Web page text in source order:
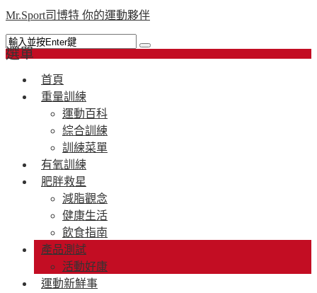
Mr.Sport司博特 你的運動夥伴
選單
首頁
重量訓練
運動百科
綜合訓練
訓練菜單
有氧訓練
肥胖救星
減脂觀念
健康生活
飲食指南
產品測試
活動好康
運動新鮮事